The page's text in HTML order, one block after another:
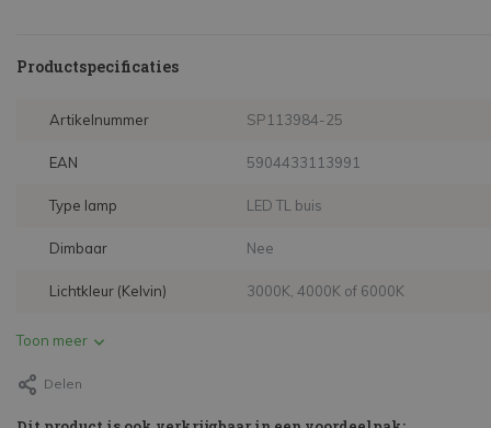
Productspecificaties
Artikelnummer SP113984-25
EAN 5904433113991
Type lamp LED TL buis
Dimbaar Nee
Lichtkleur (Kelvin) 3000K, 4000K of 6000K
Toon meer
Delen